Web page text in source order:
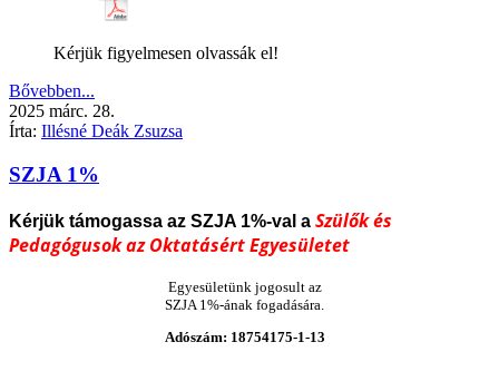
Kérjük figyelmesen olvassák el!
Bővebben...
2025 márc. 28.
Írta: Illésné Deák Zsuzsa
SZJA 1%
Kérjük támogassa az SZJA 1%-val a Szülők és
Pedagógusok az Oktatásért Egyesületet
Egyesületünk jogosult az
SZJA 1%-ának fogadására.
Adószám: 18754175-1-13